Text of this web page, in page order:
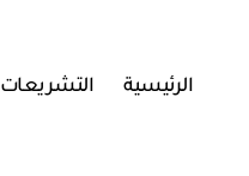
الرئيسية التشريعات